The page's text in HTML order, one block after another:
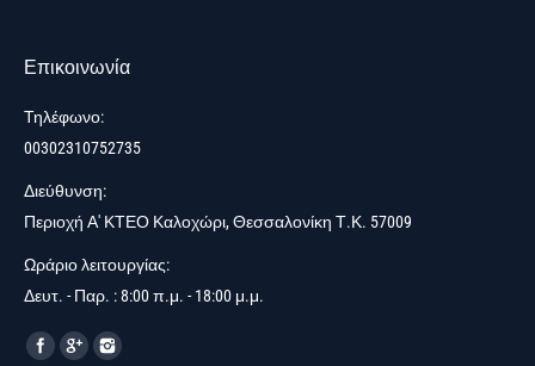
Επικοινωνία
Τηλέφωνο:
00302310752735
Διεύθυνση:
Περιοχή Α' ΚΤΕΟ Καλοχώρι, Θεσσαλονίκη Τ.Κ. 57009
Ωράριο λειτουργίας:
Δευτ. - Παρ. : 8:00 π.μ. - 18:00 μ.μ.
Find us on: